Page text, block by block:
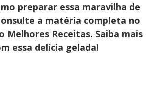
preparar essa maravilha de
a matéria completa no
Melhores Receitas. Saiba mais
essa delícia gelada!